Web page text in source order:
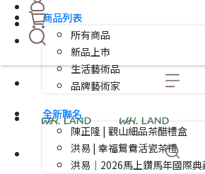
商品列表
所有商品
新品上市
生活藝術品
品牌藝術家
全新聯名
陳正隆 | 觀山細品茶醋禮盒
洪易 | 幸福鴛鴦活瓷茶禮
洪易｜2026馬上鑽馬年國際典